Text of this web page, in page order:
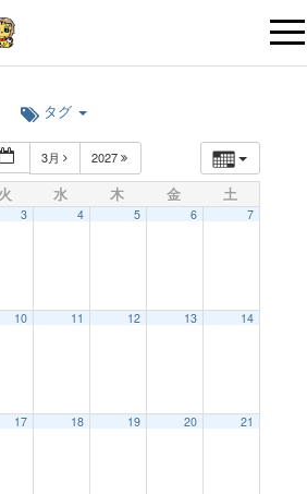
t
タグ
3月 2027
火 水 木 金 土
3 4 5 6 7
10 11 12 13 14
17 18 19 20 21